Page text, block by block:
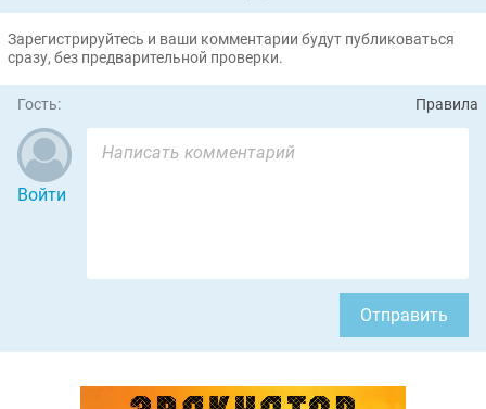
Зарегистрируйтесь и ваши комментарии будут публиковаться
сразу, без предварительной проверки.
Гость: Правила
Войти
Отправить